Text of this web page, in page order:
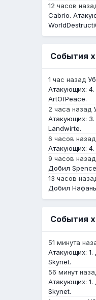
12 часов
Cabrio.
События
1 час назад
Атакующих:
ArtOfPeace.
2 часа назад
Атакующих:
Landwirte.
6 часов назад
Атакующих:
9 часов назад
Добил
13 часов
Добил
События
51 минута
Атакующих: 1.
Skynet.
56 минут
Атакующих: 1.
Skynet.